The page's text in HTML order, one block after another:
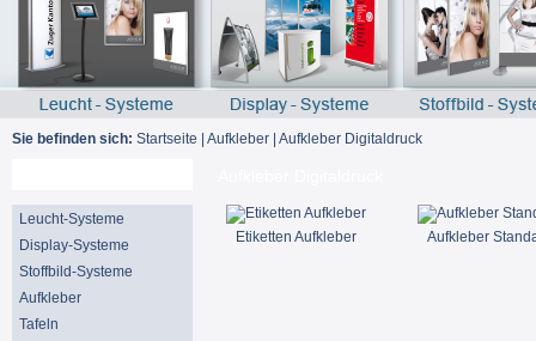
Sie befinden sich: Startseite Aufkleber Aufkleber Digitaldruck
Leucht-Systeme
Display-Systeme
Stoffbild-Systeme
Aufkleber
Tafeln
Etiketten Aufkleber Aufkleber